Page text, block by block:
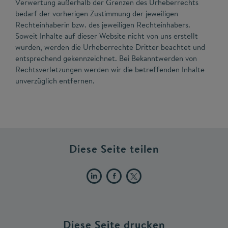
Verwertung außerhalb der Grenzen des Urheberrechts
bedarf der vorherigen Zustimmung der jeweiligen
Rechteinhaberin bzw. des jeweiligen Rechteinhabers.
Soweit Inhalte auf dieser Website nicht von uns erstellt
wurden, werden die Urheberrechte Dritter beachtet und
entsprechend gekennzeichnet. Bei Bekanntwerden von
Rechtsverletzungen werden wir die betreffenden Inhalte
unverzüglich entfernen.
Diese Seite teilen
Diese Seite drucken